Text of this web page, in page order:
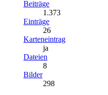
Beiträge
1.373
Einträge
26
Karteneintrag
ja
Dateien
8
Bilder
298